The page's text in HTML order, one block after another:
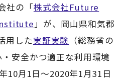
社の「株式会社Future
」が、岡山県和気郡
用した実証実験 （総務省の
安全かつ適正な利用環境
10月1日～2020年1月31日